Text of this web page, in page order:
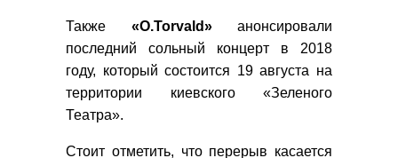
Также «O.Torvald»анонсировали
последний сольный концерт в 2018
году, который состоится 19 августа на
территории киевского «Зеленого
Театра».
Стоит отметить, что перерыв касается